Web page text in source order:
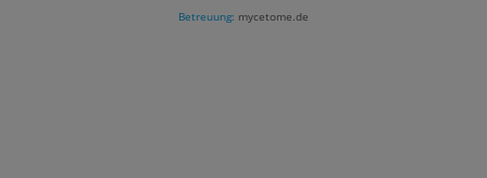
Betreuung: mycetome.de